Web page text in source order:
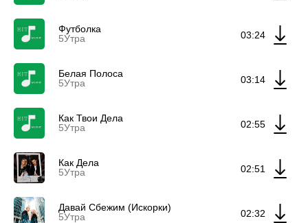
Футболка
5Утра
03:24
Белая Полоса
5Утра
03:14
Как Твои Дела
5Утра
02:55
Как Дела
5Утра
02:51
Давай Сбежим (Искорки)
5Утра
02:32